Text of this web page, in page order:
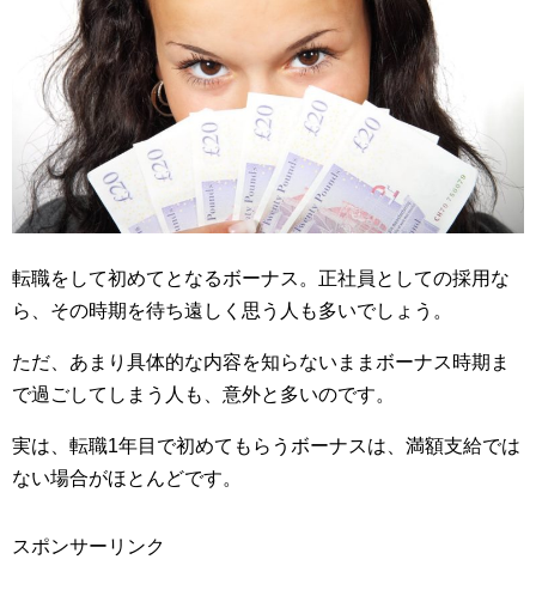
転職をして初めてとなるボーナス。正社員としての採用な
ら、その時期を待ち遠しく思う人も多いでしょう。
ただ、あまり具体的な内容を知らないままボーナス時期ま
で過ごしてしまう人も、意外と多いのです。
実は、転職1年目で初めてもらうボーナスは、満額支給では
ない場合がほとんどです。
スポンサーリンク